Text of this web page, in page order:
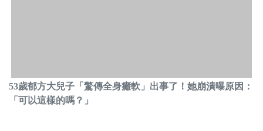
53歲郁方大兒子「驚傳全身癱軟」出事了！她崩潰曝原因：
「可以這樣的嗎？」